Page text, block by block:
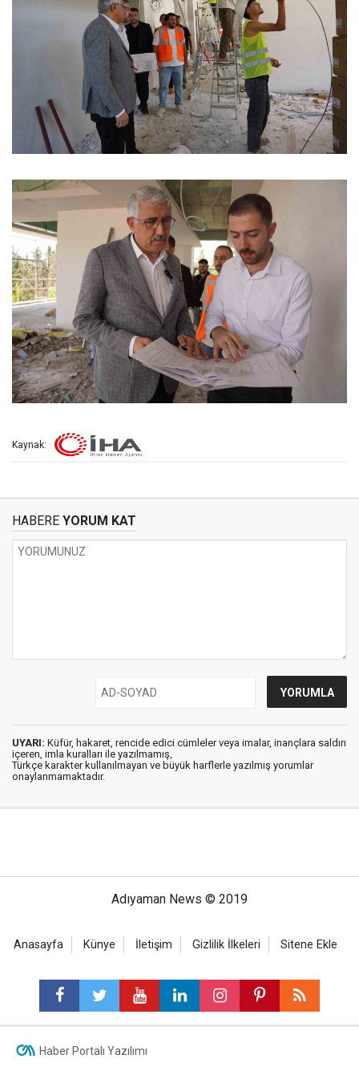
Kaynak:
HABERE YORUM KAT
UYARI: Küfür, hakaret, rencide edici cümleler veya imalar, inançlara saldırı
içeren, imla kuralları ile yazılmamış,
Türkçe karakter kullanılmayan ve büyük harflerle yazılmış yorumlar
onaylanmamaktadır.
Adıyaman News © 2019
Anasayfa Künye İletişim Gizlilik İlkeleri Sitene Ekle
Haber Portalı Yazılımı